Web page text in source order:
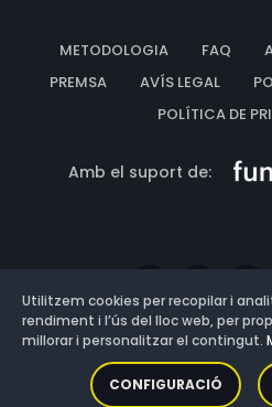
METODOLOGIA FAQ
PREMSA
AVÍS LEGAL
POLÍTICA DE
Amb el suport de:
Versió:
Utilitzem cookies per recopilar i
rendiment i l’ús del lloc web, per
millorar i personalitzar el contingut.
CONFIGURACIÓ